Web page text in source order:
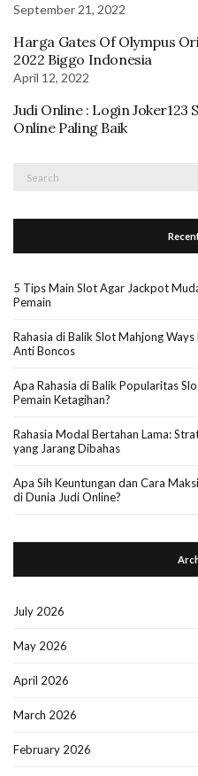
September 21, 2022
Harga Gates Of Olympus
2022 Biggo Indonesia
April 12, 2022
Judi Online : Login
Online Paling Baik
5 Tips Main Slot Agar Jackpot
Pemain
Rahasia di Balik Slot Mahjong
Anti Boncos
Apa Rahasia di Balik Popularitas
Pemain Ketagihan?
Rahasia Modal Bertahan Lama:
yang Jarang Dibahas
Apa Sih Keuntungan dan Cara
di Dunia Judi Online?
July 2026
May 2026
April 2026
March 2026
February 2026